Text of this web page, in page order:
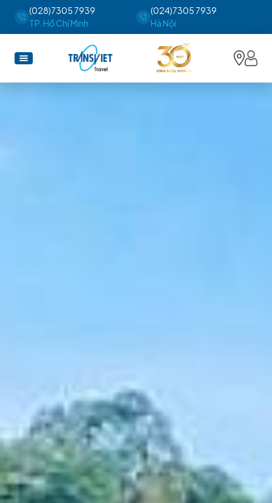
(028)7305 7939
TP. Hồ Chí Minh
(024)7305 7939
Hà Nội